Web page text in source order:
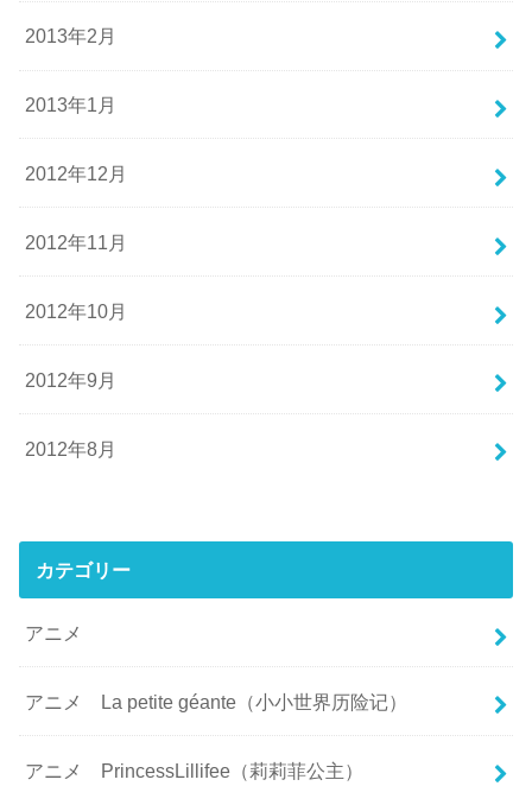
2013年2月
2013年1月
2012年12月
2012年11月
2012年10月
2012年9月
2012年8月
カテゴリー
アニメ
アニメ La petite géante（小小世界历险记）
アニメ PrincessLillifee（莉莉菲公主）